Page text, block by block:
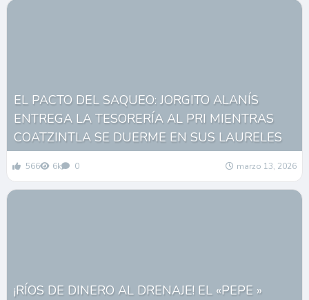
EL PACTO DEL SAQUEO: JORGITO ALANÍS
ENTREGA LA TESORERÍA AL PRI MIENTRAS
COATZINTLA SE DUERME EN SUS LAURELES
566 6k 0 marzo 13, 2026
¡RÍOS DE DINERO AL DRENAJE! EL «PEPE »